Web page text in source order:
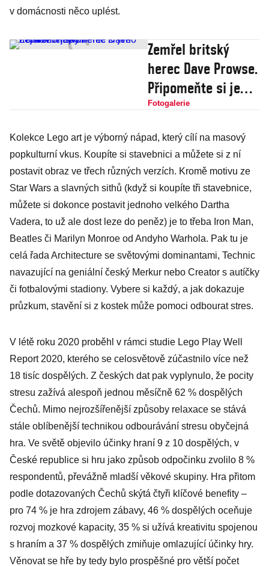
v domácnosti něco uplést.
Zemřel britský
herec Dave Prowse.
Připomeňte si jeho
nejslavnější roli
Fotogalerie
Kolekce Lego art je výborný nápad, který cílí na masový
popkulturní vkus. Koupíte si stavebnici a můžete si z ní
postavit obraz ve třech různých verzích. Kromě motivu ze
Star Wars a slavných sithů (když si koupíte tři stavebnice,
můžete si dokonce postavit jednoho velkého Dartha
Vadera, to už ale dost leze do peněz) je to třeba Iron Man,
Beatles či Marilyn Monroe od Andyho Warhola. Pak tu je
celá řada Architecture se světovými dominantami, Technic
navazující na geniální český Merkur nebo Creator s autíčky
či fotbalovými stadiony. Vybere si každý, a jak dokazuje
průzkum, stavění si z kostek může pomoci odbourat stres.
V létě roku 2020 proběhl v rámci studie Lego Play Well
Report 2020, kterého se celosvětově zúčastnilo více než
18 tisíc dospělých. Z českých dat pak vyplynulo, že pocity
stresu zažívá alespoň jednou měsíčně 62 % dospělých
Čechů. Mimo nejrozšířenější způsoby relaxace se stává
stále oblíbenější technikou odbourávání stresu obyčejná
hra. Ve světě objevilo účinky hraní 9 z 10 dospělých, v
České republice si hru jako způsob odpočinku zvolilo 8 %
respondentů, převážně mladší věkové skupiny. Hra přitom
podle dotazovaných Čechů skýtá čtyři klíčové benefity –
pro 74 % je hra zdrojem zábavy, 46 % dospělých oceňuje
rozvoj mozkové kapacity, 35 % si užívá kreativitu spojenou
s hraním a 37 % dospělých zmiňuje omlazující účinky hry.
Věnovat se hře by tedy bylo prospěšné pro větší počet